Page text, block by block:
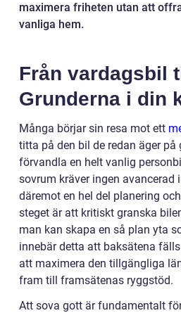
maximera friheten utan att
vanliga hem.
Från vardagsbil
Grunderna i din
Många börjar sin resa mot ett
titta på den bil de redan äger
förvandla en helt vanlig
sovrum kräver ingen avancerad
däremot en hel del planering
steget är att kritiskt granska
man kan skapa en så plan yta
innebär detta att baksätena
att maximera den tillgängliga
fram till framsätenas ryggstöd.
Att sova gott är fundamentalt